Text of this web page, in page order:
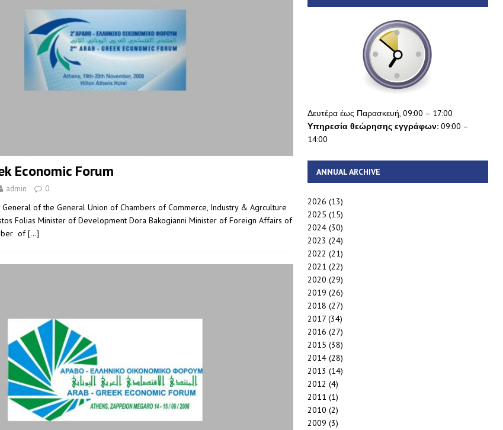
Economic Forum
admin 0
General of the General Union of Chambers of Commerce, Industry & Agrculture
Folias Minister of Development Dora Bakogianni Minister of Foreign Affairs of
of[…]
Δευτέρα έως Παρασκευή, 09:00 – 17:00
Υπηρεσία θεώρησης εγγράφων:09:00 –
14:00
ANNUAL ARCHIVE
2026 (13)
2025 (15)
2024(30)
2023 (24)
2022 (21)
2021 (22)
2020 (29)
2019 (26)
2018 (27)
2017(34)
2016 (27)
2015 (38)
2014(28)
2013 (14)
2012 (4)
2011 (1)
2010 (2)
2009 (3)